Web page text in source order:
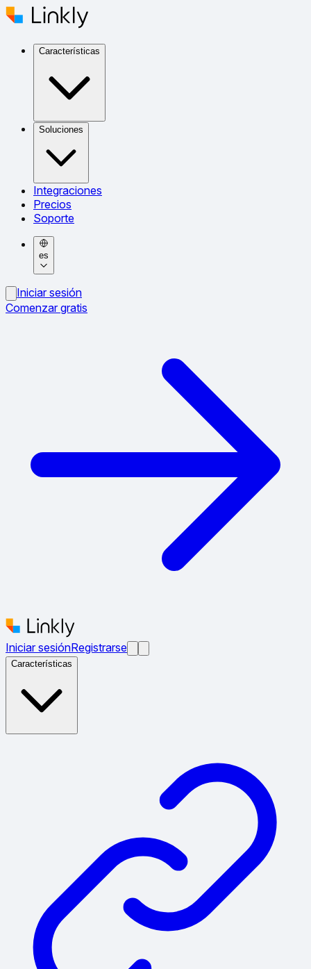
Características
Soluciones
Integraciones
Precios
Soporte
es
Iniciar sesión
Comenzar gratis
Iniciar sesiónRegistrarse
Características